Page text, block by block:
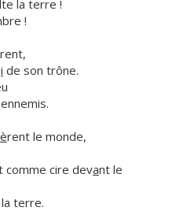
lte la terre !
!
i de son trône.
èrent le monde,
comme cire devant le
terre.